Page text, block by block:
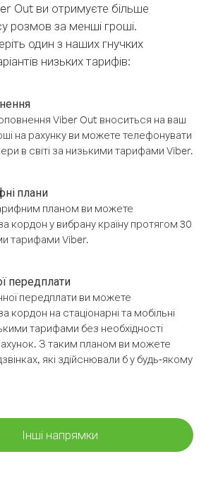
Out ви отримуєте більше
розмов за менші гроші.
один з наших гнучких
низьких тарифів:
Viber Out вноситься на ваш
на рахунку ви можете телефонувати
в світі за низькими тарифами Viber.
плани
планом ви можете
кордон у вибрану країну протягом 30
тарифами Viber.
передплати
передплати ви можете
кордон на стаціонарні та мобільні
тарифами без необхідності
З таким планом ви можете
які здійснювали б у будь-якому
Інші напрямки